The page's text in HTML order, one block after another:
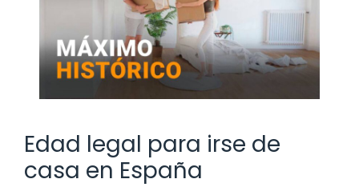
Edad legal para irse de
casa en España